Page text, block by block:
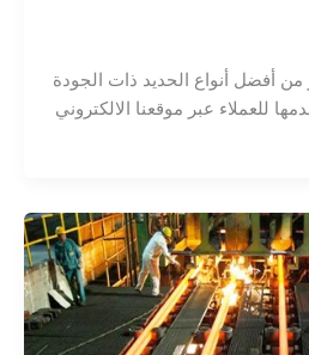
من أفضل أنواع الحديد ذات الجودة
للعملاء عبر موقعنا الالكتروني